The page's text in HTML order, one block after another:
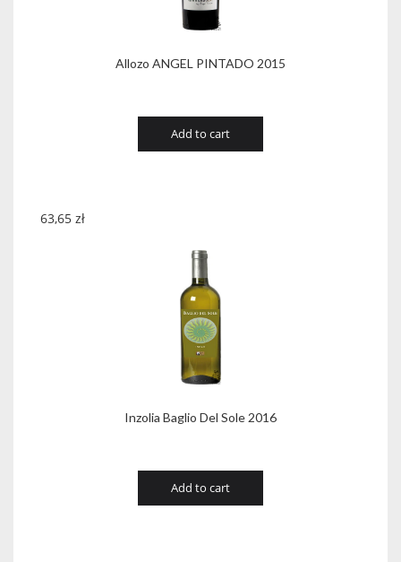
Allozo ANGEL PINTADO 2015
Add to cart
Inzolia Baglio Del Sole 2016
63,65 zł
Add to cart